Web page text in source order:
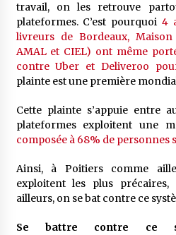
travail, on les retrouve
plateformes. C’est pourquoi 4
livreurs de Bordeaux,
AMAL et CIEL) ont même
contre Uber et Deliveroo
plainte est une première
Cette plainte s’appuie entre
plateformes exploitent une
composée à 68% de personnes
Ainsi, à Poitiers comme
exploitent les plus
ailleurs, on se bat contre ce
Se battre contre ce